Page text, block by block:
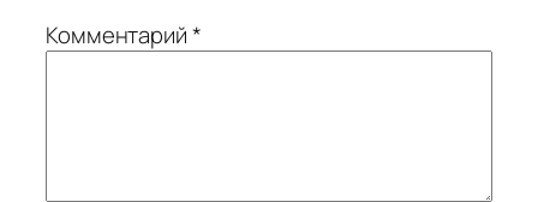
Комментарий*